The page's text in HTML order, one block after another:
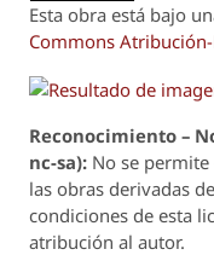
Esta obra está bajo
Commons
Reconocimiento –
nc-sa): No se
las obras derivadas
condiciones de esta
atribución al autor.